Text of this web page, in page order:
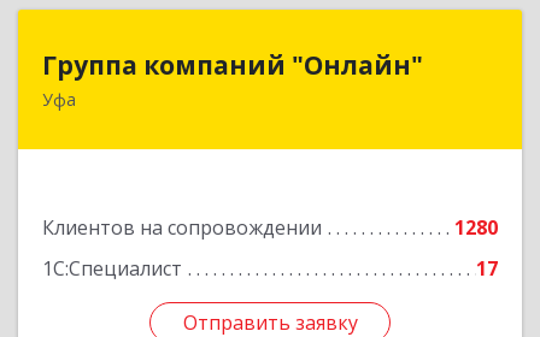
Группа компаний "Онлайн"
Уфа
Клиентов на сопровождении
1280
1С:Специалист
17
Отправить заявку
Группа компаний "Онлайн"
450006, Башкортостан Респ, г.о. город Уфа, Уфа
Отправить заявку